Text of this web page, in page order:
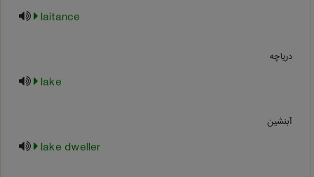
laitance
دریاچه
lake
آبنشین
lake dweller